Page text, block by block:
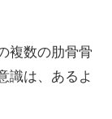
複数の肋骨骨
識は、あるよ